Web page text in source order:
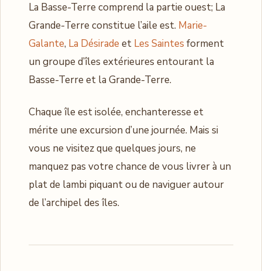
La Basse-Terre comprend la partie ouest; La
Grande-Terre constitue l’aile est. Marie-
Galante, La Désirade et Les Saintes forment
un groupe d’îles extérieures entourant la
Basse-Terre et la Grande-Terre.
Chaque île est isolée, enchanteresse et
mérite une excursion d’une journée. Mais si
vous ne visitez que quelques jours, ne
manquez pas votre chance de vous livrer à un
plat de lambi piquant ou de naviguer autour
de l’archipel des îles.